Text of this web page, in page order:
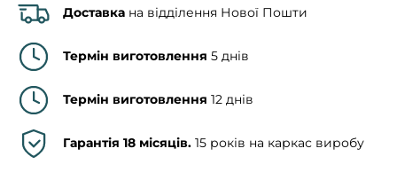
Доставка на відділення Нової Пошти
Термін виготовлення 5 днів
Термін виготовлення 12 днів
Гарантія 18 місяців. 15 років на каркас виробу